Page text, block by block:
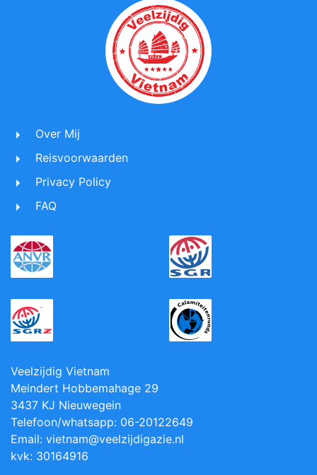
Over Mij
Reisvoorwaarden
Privacy Policy
FAQ
Veelzijdig Vietnam
Meindert Hobbemahage 29
3437 KJ Nieuwegein
Telefoon/whatsapp: 06-20122649
Email: vietnam@veelzijdigazie.nl
kvk: 30164916